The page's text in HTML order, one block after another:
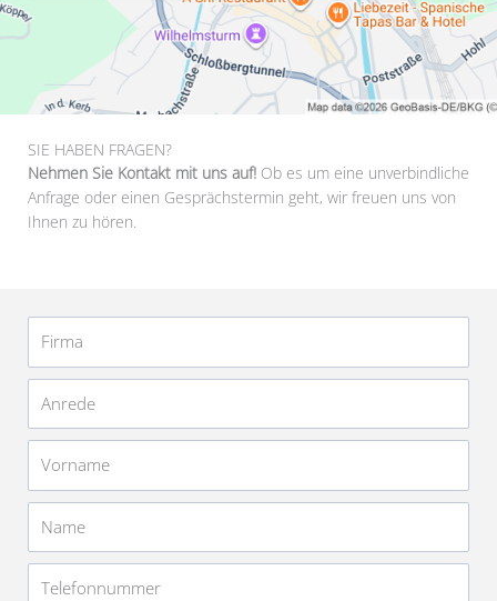
SIE HABEN FRAGEN?
Nehmen Sie Kontakt mit uns auf! Ob es um eine unverbindliche
Anfrage oder einen Gesprächstermin geht, wir freuen uns von
Ihnen zu hören.